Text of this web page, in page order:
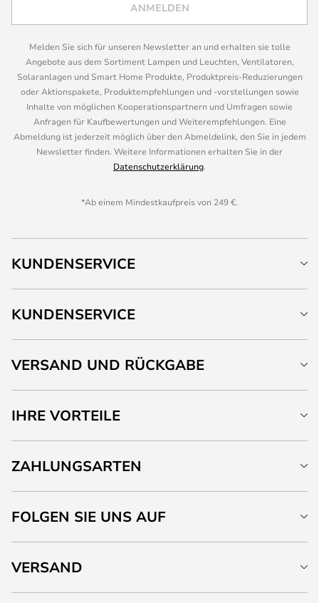
ANMELDEN
Melden Sie sich für unseren Newsletter an und erhalten sie tolle
Angebote aus dem Sortiment Lampen und Leuchten, Ventilatoren,
Solaranlagen und Smart Home Produkte, Produktpreis-Reduzierungen
oder Aktionspakete, Produktempfehlungen und -vorstellungen sowie
Inhalte von möglichen Kooperationspartnern und Umfragen sowie
Anfragen für Kaufbewertungen und Weiterempfehlungen. Eine
Abmeldung ist jederzeit möglich über den Abmeldelink, den Sie in jedem
Newsletter finden. Weitere Informationen erhalten Sie in der
Datenschutzerklärung.
*Ab einem Mindestkaufpreis von 249 €.
KUNDENSERVICE
KUNDENSERVICE
VERSAND UND RÜCKGABE
IHRE VORTEILE
ZAHLUNGSARTEN
FOLGEN SIE UNS AUF
VERSAND